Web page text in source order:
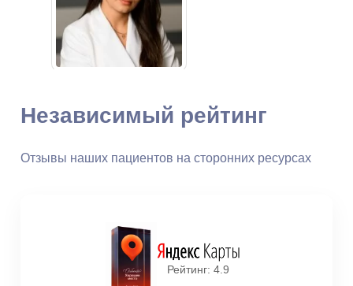
234
Стаж: 13 лет
Суслина Анастасия
Независимый рейтинг
Отзывы наших пациентов на сторонних ресурсах
Рейтинг: 4.9